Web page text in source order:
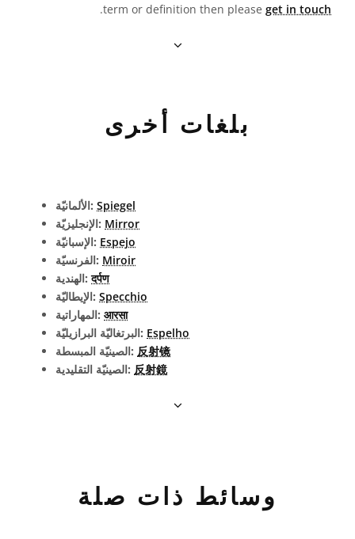
term or definition then please get in touch
.
بلغات أخرى
الألمانيّة: Spiegel
الإنجليزيّة: Mirror
الإسبانيّة: Espejo
الفرنسيّة: Miroir
الهندية:दर्पण
الإيطاليّة: Specchio
المهاراتية: आरसा
البرتغاليّة البرازيليّة: Espelho
الصينيّة المبسطة: 反射镜
الصينيّة التقليدية: 反射鏡
وسائط ذات صلة